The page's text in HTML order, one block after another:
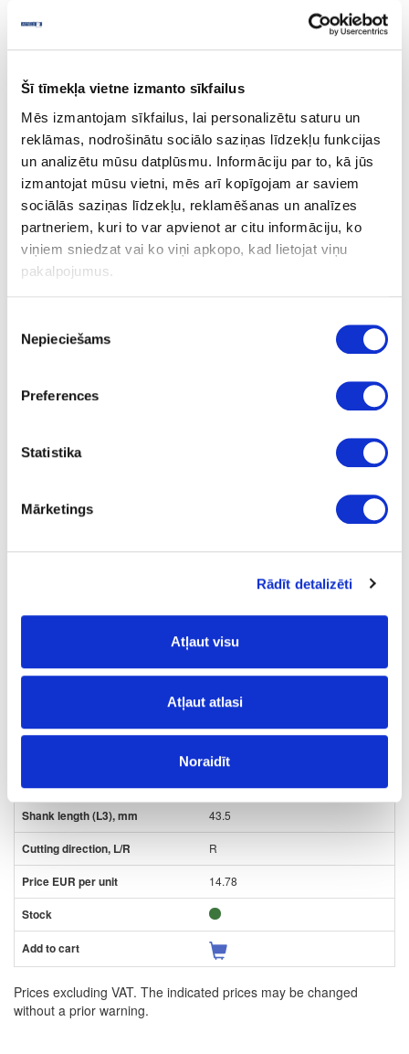
Šī tīmekļa vietne izmanto sīkfailus
Mēs izmantojam sīkfailus, lai personalizētu saturu un
reklāmas, nodrošinātu sociālo saziņas līdzekļu funkcijas
un analizētu mūsu datplūsmu. Informāciju par to, kā jūs
izmantojat mūsu vietni, mēs arī kopīgojam ar saviem
sociālās saziņas līdzekļu, reklamēšanas un analīzes
partneriem, kuri to var apvienot ar citu informāciju, ko
viņiem sniedzat vai ko viņi apkopo, kad lietojat viņu
pakalpojumus.
izvēle
Nepieciešams
Preferences
Statistika
Mārketings
Rādīt detalizēti
Atļaut visu
Atļaut atlasi
Noraidīt
Ask question
Print
24-L182386
Mosquito dowel bit with solid
carbide body LEUCO, D3x70x10mm
Piece
special price 24-L182387
Piece
43.5
R
14.78
Prices excluding VAT. The indicated prices may be changed
without a prior warning.